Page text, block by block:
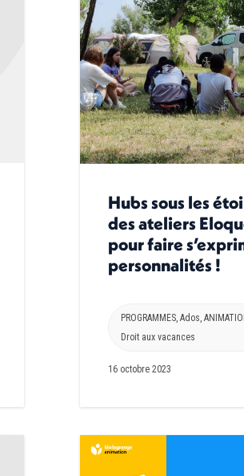
Hubs sous les
des ateliers
pour faire
personnalités !
PROGRAMMES, Ados
Droit aux vacances
16 octobre 2023